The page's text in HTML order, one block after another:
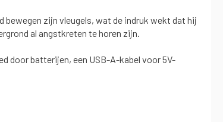
zijn vleugels, wat de indruk wekt dat hij
al angstkreten te horen zijn.
door batterijen, een USB-A-kabel voor 5V-